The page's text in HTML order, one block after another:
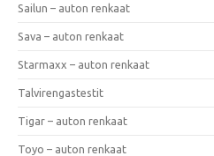
Sailun – auton renkaat
Sava – auton renkaat
Starmaxx – auton renkaat
Talvirengastestit
Tigar – auton renkaat
Toyo – auton renkaat